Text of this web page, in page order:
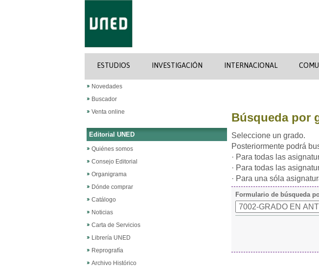
ESTUDIOS INVESTIGACIÓN INTERNACIONAL
Novedades
Buscador
Venta online
Editorial UNED
Quiénes somos
Consejo Editorial
Organigrama
Dónde comprar
Catálogo
Noticias
Carta de Servicios
Librería UNED
Reprografía
Archivo Histórico
Búsqueda por
Seleccione un grado.
Posteriormente podrá
· Para todas las
· Para todas las
· Para una sóla
Formulario de búsqueda